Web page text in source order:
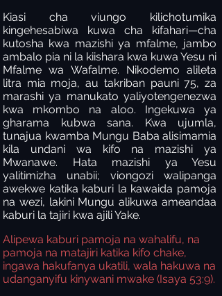
Kiasi cha viungo kilichotumika
kingehesabiwa kuwa cha kifahari—cha
kutosha kwa mazishi ya mfalme, jambo
ambalo pia ni la kiishara kwa kuwa Yesu ni
Mfalme wa Wafalme. Nikodemo alileta
litra mia moja, au takriban pauni 75, za
marashi ya manukato yaliyotengenezwa
kwa mkombo na aloo. Ingekuwa ya
gharama kubwa sana. Kwa ujumla,
tunajua kwamba Mungu Baba alisimamia
kila undani wa kifo na mazishi ya
Mwanawe. Hata mazishi ya Yesu
yalitimizha unabii; viongozi walipanga
awekwe katika kaburi la kawaida pamoja
na wezi, lakini Mungu alikuwa ameandaa
kaburi la tajiri kwa ajili Yake.
Alipewa kaburi pamoja na wahalifu, na
pamoja na matajiri katika kifo chake,
ingawa hakufanya ukatili, wala hakuwa na
udanganyifu kinywani mwake (Isaya 53:9).